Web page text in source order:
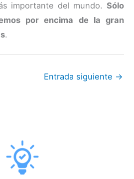
importante del mundo. Sólo
por encima de la gran
.
Entrada siguiente →